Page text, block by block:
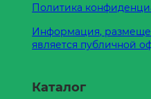
Политика
Информация,
является публичной
Каталог